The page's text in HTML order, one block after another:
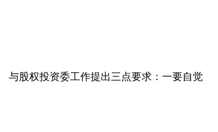
与股权投资委工作提出三点要求：一要自觉